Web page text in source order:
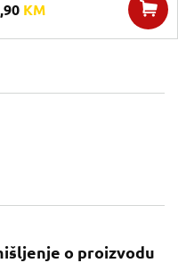
KM
o proizvodu